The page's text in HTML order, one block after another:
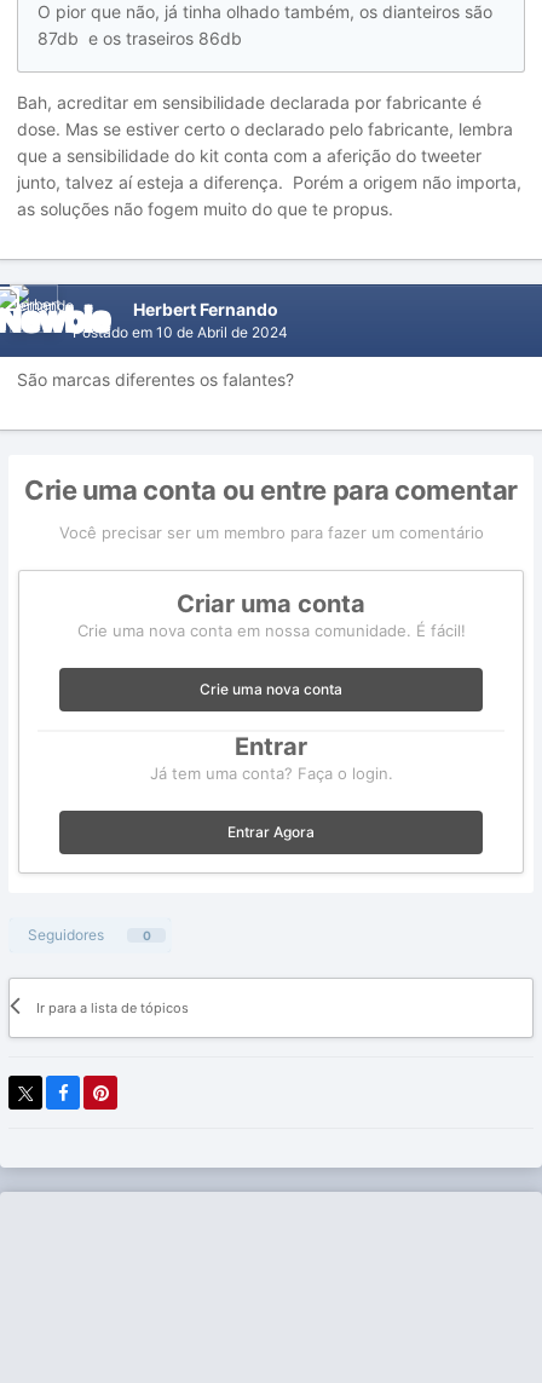
O pior que não, já tinha olhado também, os dianteiros são
87db e os traseiros 86db
Bah, acreditar em sensibilidade declarada por fabricante é
dose. Mas se estiver certo o declarado pelo fabricante, lembra
que a sensibilidade do kit conta com a aferição do tweeter
junto, talvez aí esteja a diferença. Porém a origem não importa,
as soluções não fogem muito do que te propus.
Herbert Fernando
Postado em 10 de Abril de 2024
São marcas diferentes os falantes?
Crie uma conta ou entre para comentar
Você precisar ser um membro para fazer um comentário
Criar uma conta
Crie uma nova conta em nossa comunidade. É fácil!
Crie uma nova conta
Entrar
Já tem uma conta? Faça o login.
Entrar Agora
Seguidores 0
Ir para a lista de tópicos